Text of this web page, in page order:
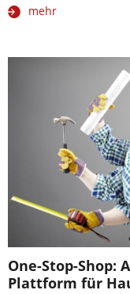
mehr
One-Stop-Shop:
Plattform für